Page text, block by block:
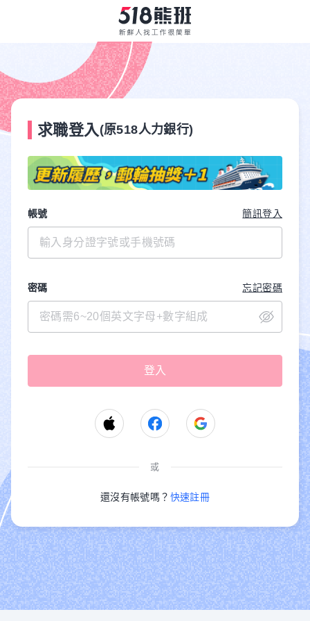
求職登入 (原518人力銀行)
帳號 簡訊登入
密碼 忘記密碼
或
還沒有帳號嗎？ 快速註冊